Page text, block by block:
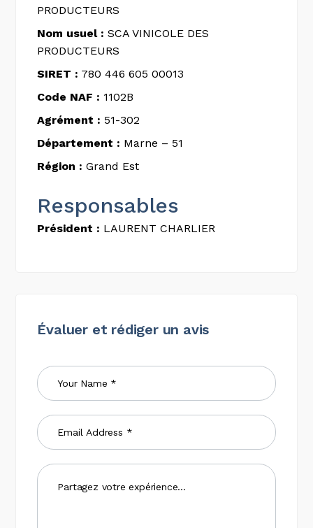
PRODUCTEURS
Nom usuel : SCA VINICOLE DES
PRODUCTEURS
SIRET : 780 446 605 00013
Code NAF : 1102B
Agrément : 51-302
Département : Marne – 51
Région : Grand Est
Responsables
Président : LAURENT CHARLIER
Évaluer et rédiger un avis